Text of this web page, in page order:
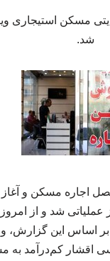
مسکن استیجاری
شد.
اجاره مسکن و آغاز
شد و از
اساس این گزارش،
اقشار کم‌درآمد